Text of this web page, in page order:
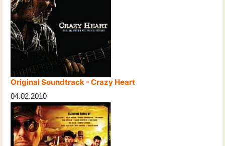
Original Soundtrack - Crazy Heart
04.02.2010